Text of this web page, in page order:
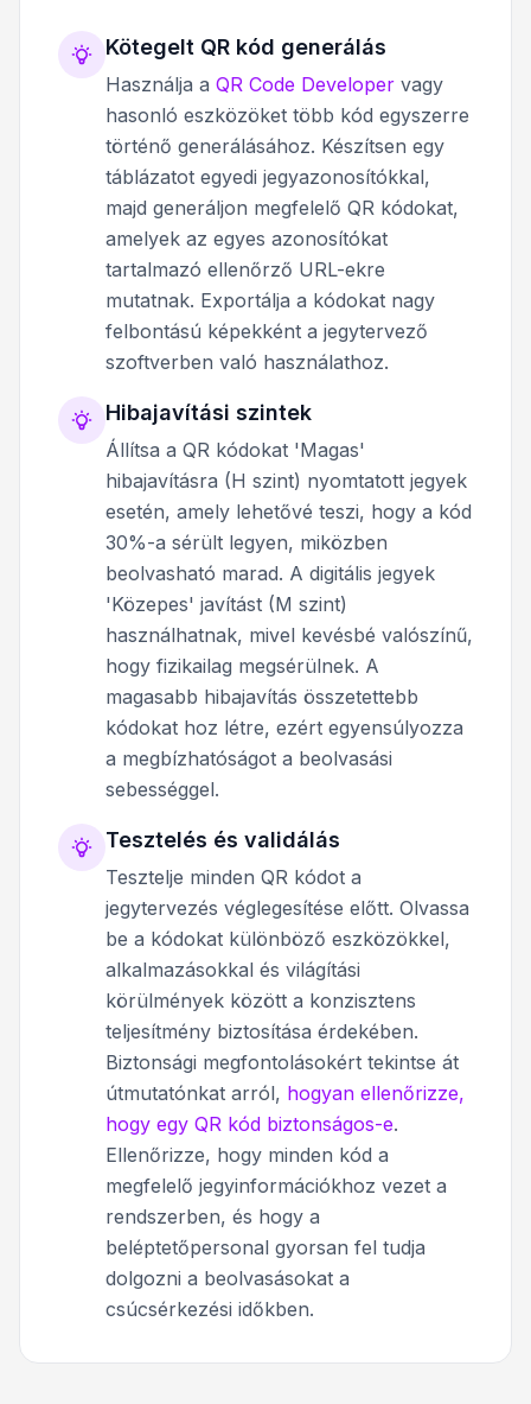
Kötegelt QR kód generálás
Használja a QR Code Developer vagy
hasonló eszközöket több kód egyszerre
történő generálásához. Készítsen egy
táblázatot egyedi jegyazonosítókkal,
majd generáljon megfelelő QR kódokat,
amelyek az egyes azonosítókat
tartalmazó ellenőrző URL-ekre
mutatnak. Exportálja a kódokat nagy
felbontású képekként a jegytervező
szoftverben való használathoz.
Hibajavítási szintek
Állítsa a QR kódokat 'Magas'
hibajavításra (H szint) nyomtatott jegyek
esetén, amely lehetővé teszi, hogy a kód
30%-a sérült legyen, miközben
beolvasható marad. A digitális jegyek
'Közepes' javítást (M szint)
használhatnak, mivel kevésbé valószínű,
hogy fizikailag megsérülnek. A
magasabb hibajavítás összetettebb
kódokat hoz létre, ezért egyensúlyozza
a megbízhatóságot a beolvasási
sebességgel.
Tesztelés és validálás
Tesztelje minden QR kódot a
jegytervezés véglegesítése előtt. Olvassa
be a kódokat különböző eszközökkel,
alkalmazásokkal és világítási
körülmények között a konzisztens
teljesítmény biztosítása érdekében.
Biztonsági megfontolásokért tekintse át
útmutatónkat arról, hogyan ellenőrizze,
hogy egy QR kód biztonságos-e.
Ellenőrizze, hogy minden kód a
megfelelő jegyinformációkhoz vezet a
rendszerben, és hogy a
beléptetőpersonal gyorsan fel tudja
dolgozni a beolvasásokat a
csúcsérkezési időkben.